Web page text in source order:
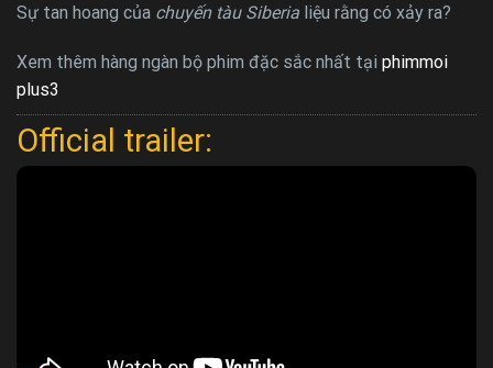
Sự tan hoang của chuyến tàu Siberia liệu rằng có xảy ra?
Xem thêm hàng ngàn bộ phim đặc sắc nhất tại phimmoi
plus3
Official trailer: